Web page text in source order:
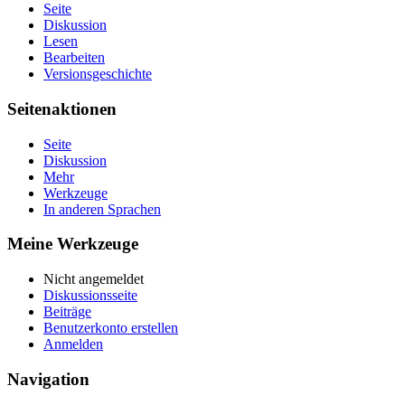
Seite
Diskussion
Lesen
Bearbeiten
Versionsgeschichte
Seitenaktionen
Seite
Diskussion
Mehr
Werkzeuge
In anderen Sprachen
Meine Werkzeuge
Nicht angemeldet
Diskussionsseite
Beiträge
Benutzerkonto erstellen
Anmelden
Navigation